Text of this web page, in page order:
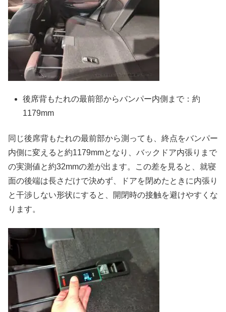
後席背もたれの最前部からバンパー内側まで：約
1179mm
同じ後席背もたれの最前部から測っても、終点をバンパー
内側に変えると約1179mmとなり、バックドア内張りまで
の実測値と約32mmの差が出ます。この差を見ると、就寝
面の後端は長さだけで決めず、ドアを閉めたときに内張り
と干渉しない形状にすると、開閉時の接触を避けやすくな
ります。